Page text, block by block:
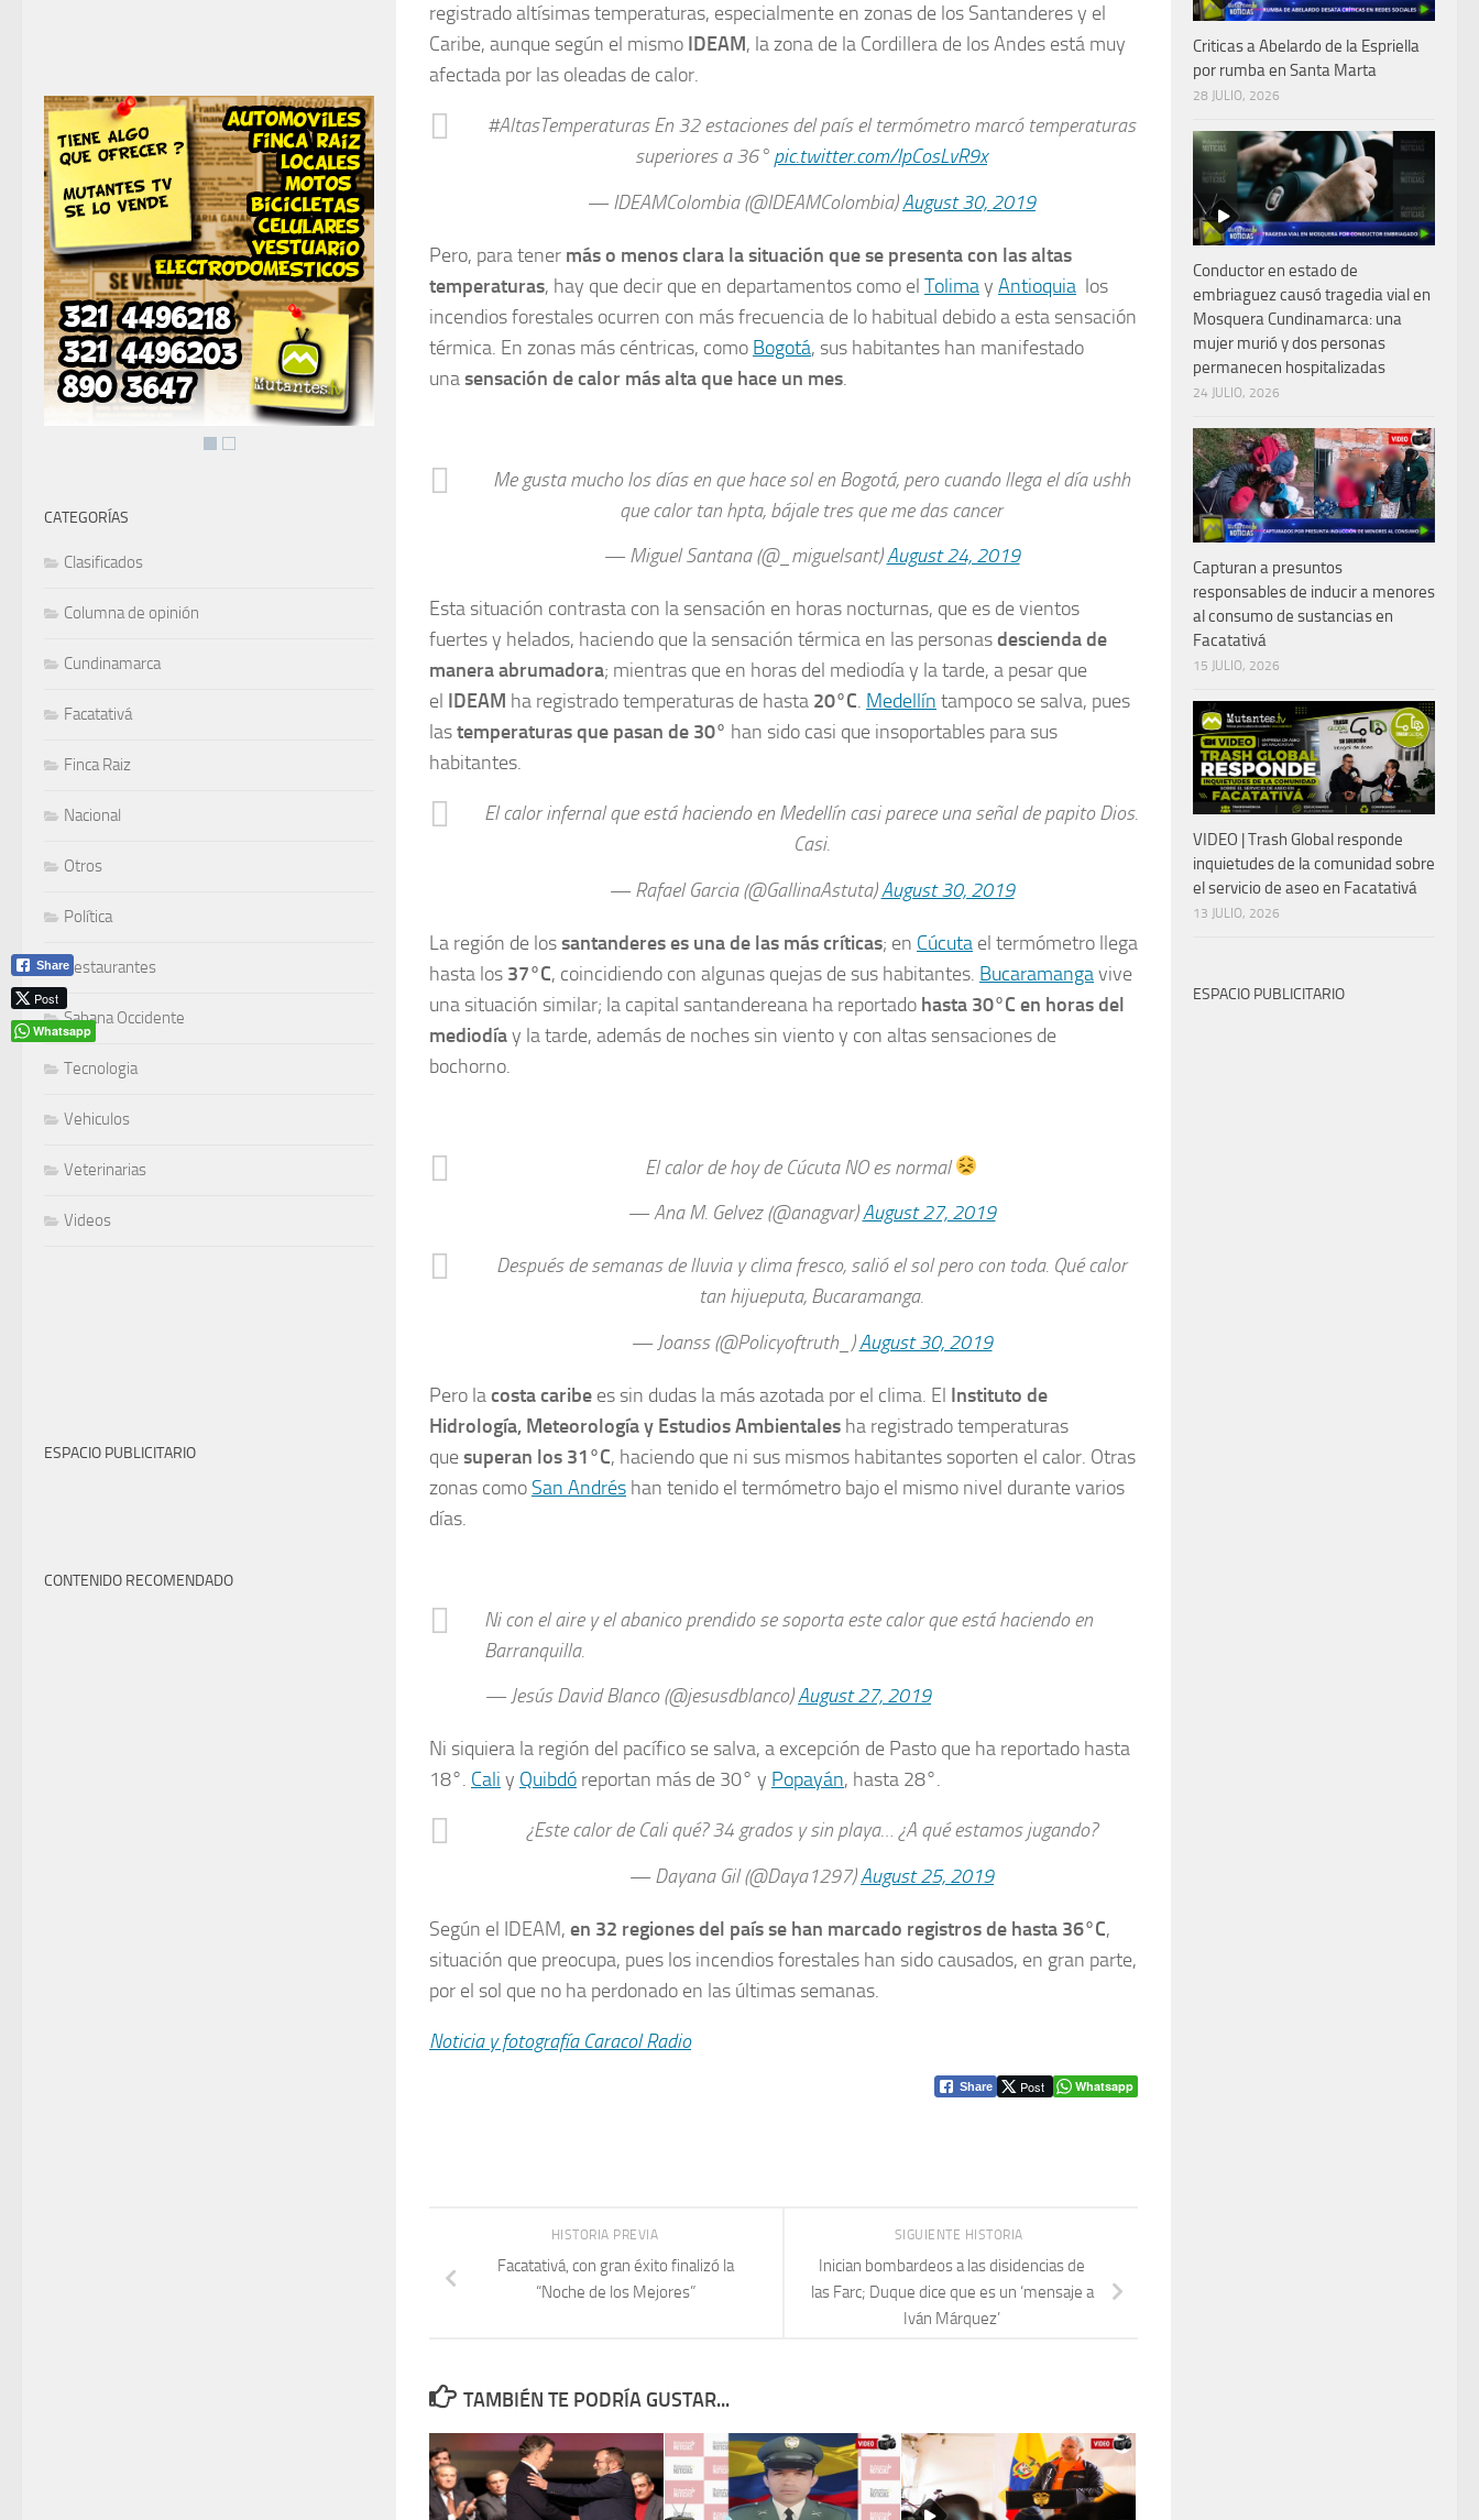
registrado altísimas temperaturas, especialmente en zonas de los Santanderes y el
Caribe, aunque según el mismo IDEAM, la zona de la Cordillera de los Andes está muy
afectada por las oleadas de calor.
#AltasTemperaturas En 32 estaciones del país el termómetro marcó temperaturas
superiores a 36° pic.twitter.com/IpCosLvR9x
— IDEAMColombia (@IDEAMColombia)August 30, 2019
Pero, para tener más o menos clara la situación que se presenta con las altas
temperaturas, hay que decir que en departamentos como el Tolimay Antioquia los
incendios forestales ocurren con más frecuencia de lo habitual debido a esta sensación
térmica. En zonas más céntricas, como Bogotá, sus habitantes han manifestado
unasensación de calor más alta que hace un mes.
Me gusta mucho los días en que hace sol en Bogotá, pero cuando llega el día ushh
que calor tan hpta, bájale tres que me das cancer
— Miguel Santana (@_miguelsant)August 24, 2019
Esta situación contrasta con la sensación en horas nocturnas, que es de vientos
fuertes y helados, haciendo que la sensación térmica en las personasdescienda de
manera abrumadora; mientras que en horas del mediodía y la tarde, a pesar que
el IDEAM ha registrado temperaturas de hasta 20°C. Medellín tampoco se salva, pues
lastemperaturas que pasan de 30° han sido casi que insoportables para sus
habitantes.
El calor infernal que está haciendo en Medellín casi parece una señal de papito Dios.
Casi.
— Rafael Garcia (@GallinaAstuta)August 30, 2019
La región de lossantanderes es una de las más críticas; en Cúcuta el termómetro llega
hasta los 37°C, coincidiendo con algunas quejas de sus habitantes. Bucaramangavive
una situación similar; la capital santandereana ha reportado hasta 30°C en horas del
mediodíay la tarde, además de noches sin viento y con altas sensaciones de
bochorno.
El calor de hoy de Cúcuta NO es normal
— Ana M. Gelvez (@anagvar)August 27, 2019
Después de semanas de lluvia y clima fresco, salió el sol pero con toda. Qué calor
tan hijueputa, Bucaramanga.
— Joanss (@Policyoftruth_)August 30, 2019
Pero lacosta caribe es sin dudas la más azotada por el clima. El Instituto de
Hidrología, Meteorología y Estudios Ambientales ha registrado temperaturas
quesuperan los 31°C, haciendo que ni sus mismos habitantes soporten el calor. Otras
zonas como San Andrés han tenido el termómetro bajo el mismo nivel durante varios
días.
Ni con el aire y el abanico prendido se soporta este calor que está haciendo en
Barranquilla.
— Jesús David Blanco (@jesusdblanco)August 27, 2019
Ni siquiera la región del pacífico se salva, a excepción de Pasto que ha reportado hasta
18°. Cali y Quibdó reportan más de 30° y Popayán, hasta 28°.
¿Este calor de Cali qué? 34 grados y sin playa… ¿A qué estamos jugando?
— Dayana Gil (@Daya1297)August 25, 2019
Según el IDEAM, en 32 regiones del país se han marcado registros de hasta 36°C,
situación que preocupa, pues los incendios forestales han sido causados, en gran parte,
por el sol que no ha perdonado en las últimas semanas.
Noticia y fotografía Caracol Radio
Share Post Whatsapp
SIGUIENTE HISTORIA
Inician bombardeos a las disidencias de
las Farc; Duque dice que es un ‘mensaje a
Iván Márquez’
HISTORIA PREVIA
Facatativá, con gran éxito finalizó la
“Noche de los Mejores”
TAMBIÉN TE PODRÍA GUSTAR...
CATEGORÍAS
Clasificados
Columna de opinión
Cundinamarca
Facatativá
Finca Raiz
Nacional
Otros
Política
Restaurantes
Sabana Occidente
Tecnologia
Vehiculos
Veterinarias
Videos
ESPACIO PUBLICITARIO
CONTENIDO RECOMENDADO
Criticas a Abelardo de la Espriella
por rumba en Santa Marta
28 JULIO, 2026
Conductor en estado de
embriaguez causó tragedia vial en
Mosquera Cundinamarca: una
mujer murió y dos personas
permanecen hospitalizadas
24 JULIO, 2026
Capturan a presuntos
responsables de inducir a menores
al consumo de sustancias en
Facatativá
15 JULIO, 2026
VIDEO | Trash Global responde
inquietudes de la comunidad sobre
el servicio de aseo en Facatativá
13 JULIO, 2026
ESPACIO PUBLICITARIO
Share
Post
Whatsapp